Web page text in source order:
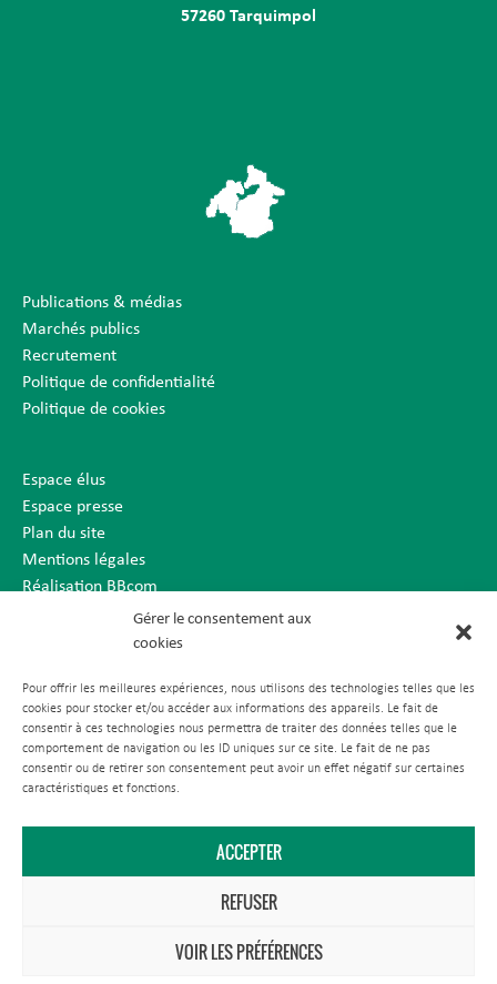
Gérer le consentement aux
cookies
Pour offrir les meilleures expériences, nous utilisons des technologies telles que les
cookies pour stocker et/ou accéder aux informations des appareils. Le fait de
consentir à ces technologies nous permettra de traiter des données telles que le
comportement de navigation ou les ID uniques sur ce site. Le fait de ne pas
consentir ou de retirer son consentement peut avoir un effet négatif sur certaines
caractéristiques et fonctions.
ACCEPTER
REFUSER
VOIR LES PRÉFÉRENCES
57260 Tarquimpol
Publications & médias
Marchés publics
Recrutement
Politique de confidentialité
Politique de cookies
Espace élus
Espace presse
Plan du site
Mentions légales
Réalisation BBcom